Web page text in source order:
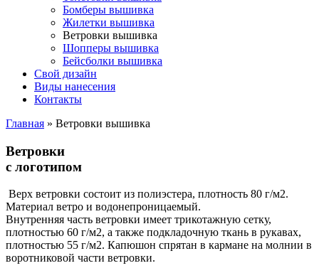
Бомберы вышивка
Жилетки вышивка
Ветровки вышивка
Шопперы вышивка
Бейсболки вышивка
Свой дизайн
Виды нанесения
Контакты
Главная » Ветровки вышивка
Ветровки
с логотипом
Верх ветровки состоит из полиэстера, плотность 80 г/м2.
Материал ветро и водонепроницаемый.
Внутренняя часть ветровки имеет трикотажную сетку,
плотностью 60 г/м2, а также подкладочную ткань в рукавах,
плотностью 55 г/м2. Капюшон спрятан в кармане на молнии в
воротниковой части ветровки.